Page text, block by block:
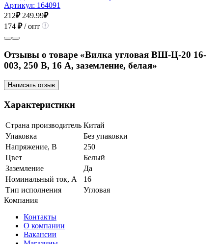
Артикул: 164091
212₽ 249.99₽
174 ₽/ опт
Отзывы о товаре «Вилка угловая ВШ-Ц-20 16-
003, 250 В, 16 А, заземление, белая»
Написать отзыв
Характеристики
Страна производитель Китай
Упаковка
Без упаковки
Напряжение, В
250
Цвет
Белый
Заземление
Да
Номинальный ток, А
16
Тип исполнения
Угловая
Компания
Контакты
О компании
Вакансии